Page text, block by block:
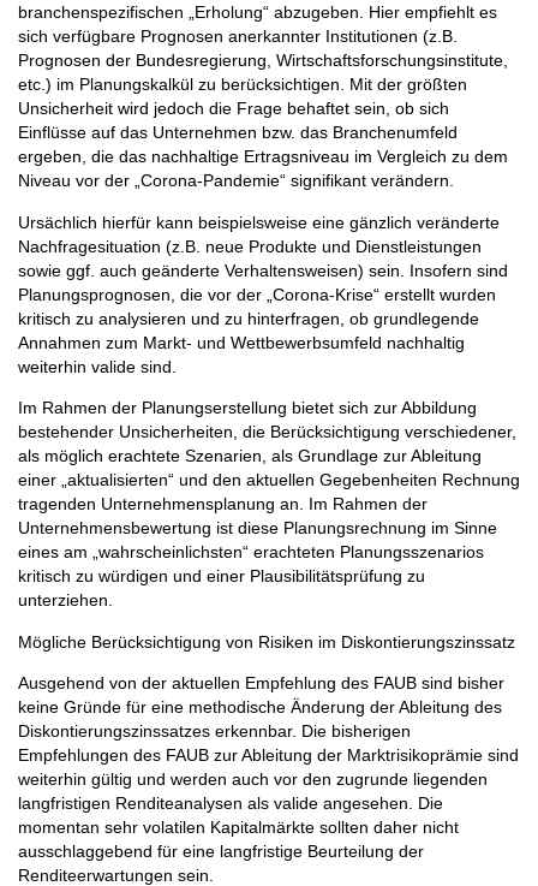
branchenspezifischen „Erholung“ abzugeben. Hier empfiehlt es
sich verfügbare Prognosen anerkannter Institutionen (z.B.
Prognosen der Bundesregierung, Wirtschaftsforschungsinstitute,
etc.) im Planungskalkül zu berücksichtigen. Mit der größten
Unsicherheit wird jedoch die Frage behaftet sein, ob sich
Einflüsse auf das Unternehmen bzw. das Branchenumfeld
ergeben, die das nachhaltige Ertragsniveau im Vergleich zu dem
Niveau vor der „Corona-Pandemie“ signifikant verändern.
Ursächlich hierfür kann beispielsweise eine gänzlich veränderte
Nachfragesituation (z.B. neue Produkte und Dienstleistungen
sowie ggf. auch geänderte Verhaltensweisen) sein. Insofern sind
Planungsprognosen, die vor der „Corona-Krise“ erstellt wurden
kritisch zu analysieren und zu hinterfragen, ob grundlegende
Annahmen zum Markt- und Wettbewerbsumfeld nachhaltig
weiterhin valide sind.
Im Rahmen der Planungserstellung bietet sich zur Abbildung
bestehender Unsicherheiten, die Berücksichtigung verschiedener,
als möglich erachtete Szenarien, als Grundlage zur Ableitung
einer „aktualisierten“ und den aktuellen Gegebenheiten Rechnung
tragenden Unternehmensplanung an. Im Rahmen der
Unternehmensbewertung ist diese Planungsrechnung im Sinne
eines am „wahrscheinlichsten“ erachteten Planungsszenarios
kritisch zu würdigen und einer Plausibilitätsprüfung zu
unterziehen.
Mögliche Berücksichtigung von Risiken im Diskontierungszinssatz
Ausgehend von der aktuellen Empfehlung des FAUB sind bisher
keine Gründe für eine methodische Änderung der Ableitung des
Diskontierungszinssatzes erkennbar. Die bisherigen
Empfehlungen des FAUB zur Ableitung der Marktrisikoprämie sind
weiterhin gültig und werden auch vor den zugrunde liegenden
langfristigen Renditeanalysen als valide angesehen. Die
momentan sehr volatilen Kapitalmärkte sollten daher nicht
ausschlaggebend für eine langfristige Beurteilung der
Renditeerwartungen sein.